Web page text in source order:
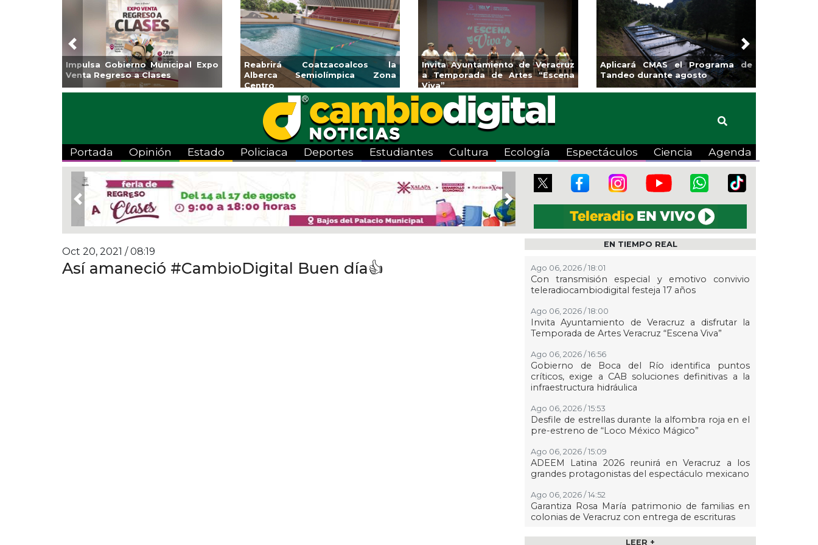
Guarniciones y banquetas para la
colonia El Mango en Pánuco
Emprendedores de Xalapa
exponen en Mercadito
Bicentenario
Coatzacoalcos impulsa la
halterofilia con la Copa Coyote
2026
Continúa Coatza Vive el Verano
2026 con cine, actividades
lúdicas y expo
Previous Next
Portada Opinión Estado Policiaca Deportes Estudiantes Cultura Ecología Espectáculos Ciencia Agenda
Previous Next
Oct 20, 2021 / 08:19
Así amaneció #CambioDigital Buen día👍
EN TIEMPO REAL
Ago 06, 2026 / 18:01
Con transmisión especial y emotivo convivio
teleradiocambiodigital festeja 17 años
Ago 06, 2026 / 18:00
Invita Ayuntamiento de Veracruz a disfrutar la
Temporada de Artes Veracruz “Escena Viva”
Ago 06, 2026 / 16:56
Gobierno de Boca del Río identifica puntos
críticos, exige a CAB soluciones definitivas a la
infraestructura hidráulica
Ago 06, 2026 / 15:53
Desfile de estrellas durante la alfombra roja en el
pre-estreno de “Loco México Mágico”
Ago 06, 2026 / 15:09
ADEEM Latina 2026 reunirá en Veracruz a los
grandes protagonistas del espectáculo mexicano
Ago 06, 2026 / 14:52
Garantiza Rosa María patrimonio de familias en
colonias de Veracruz con entrega de escrituras
Ago 06, 2026 / 14:45 LEER +